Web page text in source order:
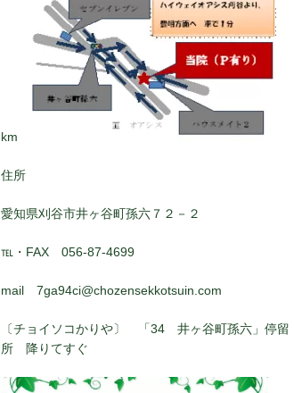
km
住所
愛知県刈谷市井ヶ谷町孫六７２－２
℡・FAX 056-87-4699
mail 7ga94ci@chozensekkotsuin.com
〔チョイソコかりや〕 「34 井ヶ谷町孫六」停留
所 降りてすぐ